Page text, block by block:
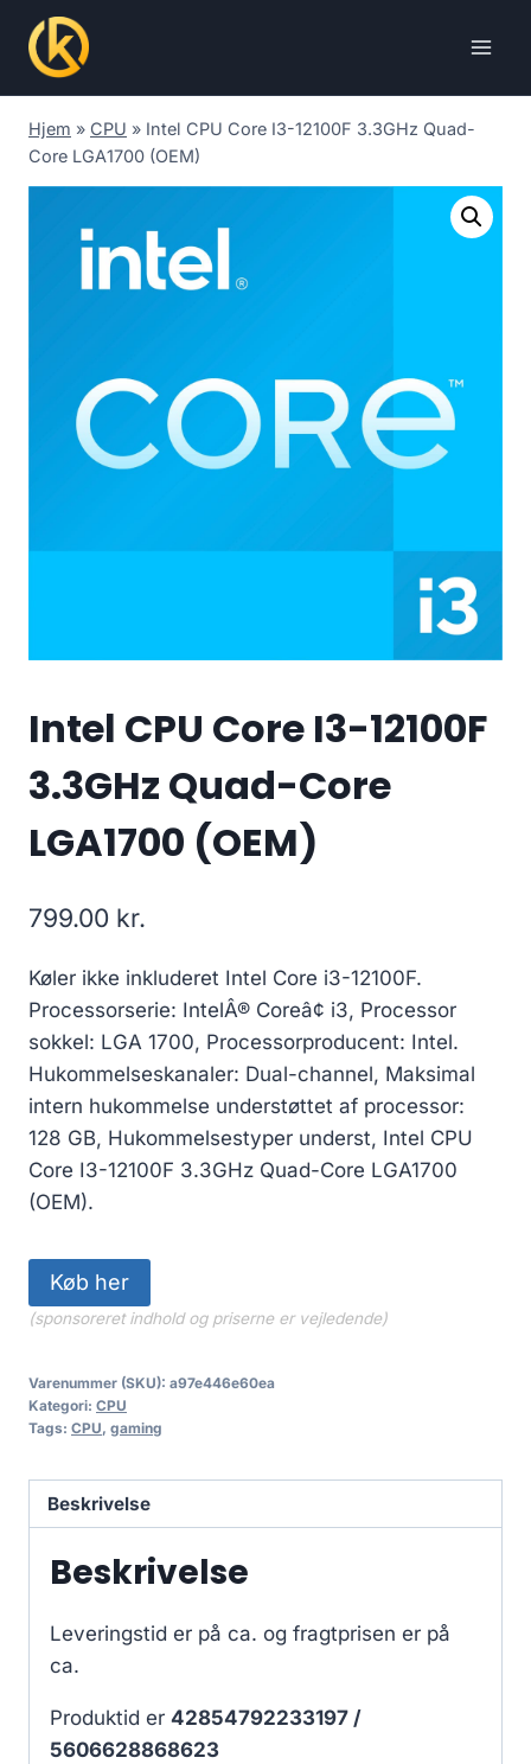
content
Hjem » CPU » Intel CPU Core I3-12100F 3.3GHz Quad-
Core LGA1700 (OEM)
Intel CPU Core I3-12100F
3.3GHz Quad-Core
LGA1700 (OEM)
799.00 kr.
Køler ikke inkluderet Intel Core i3-12100F.
Processorserie: IntelÂ® Coreâ¢ i3, Processor
sokkel: LGA 1700, Processorproducent: Intel.
Hukommelseskanaler: Dual-channel, Maksimal
intern hukommelse understøttet af processor:
128 GB, Hukommelsestyper underst, Intel CPU
Core I3-12100F 3.3GHz Quad-Core LGA1700
(OEM).
Køb her
(sponsoreret indhold og priserne er vejledende)
Varenummer (SKU): a97e446e60ea
Kategori: CPU
Tags: CPU, gaming
Beskrivelse
Beskrivelse
Leveringstid er på ca. og fragtprisen er på
ca.
Produktid er 42854792233197 /
5606628868623